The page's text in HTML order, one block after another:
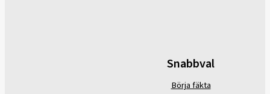
Snabbval
Börja fäkta